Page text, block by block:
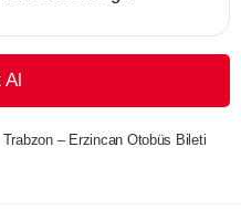
Al
Trabzon – Erzincan Otobüs Bileti